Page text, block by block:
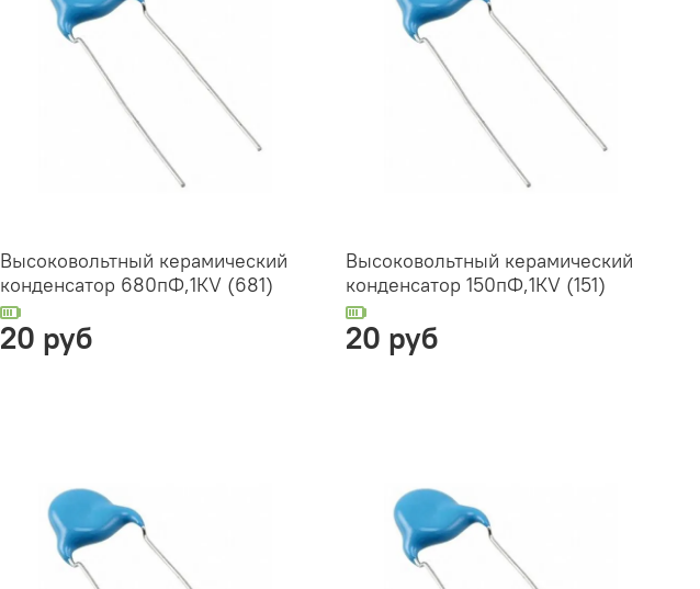
Высоковольтный керамический
конденсатор 680пФ,1КV (681)
20 руб
Высоковольтный керамический
конденсатор 150пФ,1КV (151)
20 руб